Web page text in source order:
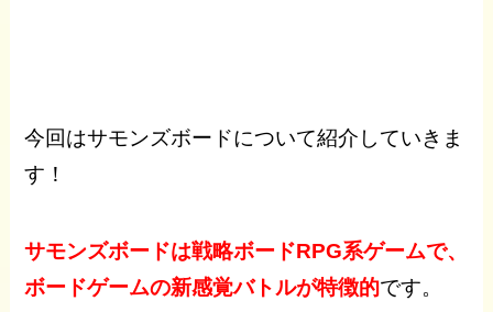
今回はサモンズボードについて紹介していきま
す！
サモンズボードは戦略ボードRPG系ゲームで、
ボードゲームの新感覚バトルが特徴的です。